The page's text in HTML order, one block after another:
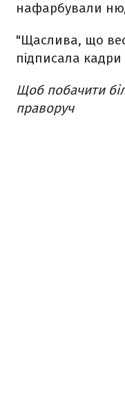
нафарбували
"Щаслива, що
підписала кадри
Щоб побачити
праворуч